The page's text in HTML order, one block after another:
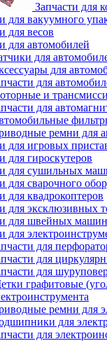
Запчасти для
для вакуумного
для весов
для автомобилей
для
для
для
и
для
ремни для
для игровых
для гироскутеров
для сушильных
для сварочного
для квадрокоптеров
для эксклюзивных
для швейных машин
для
для
для
для
графитовые
ремни для
для
для